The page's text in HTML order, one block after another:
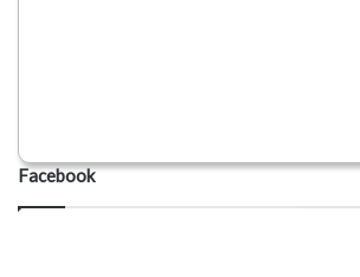
Facebook